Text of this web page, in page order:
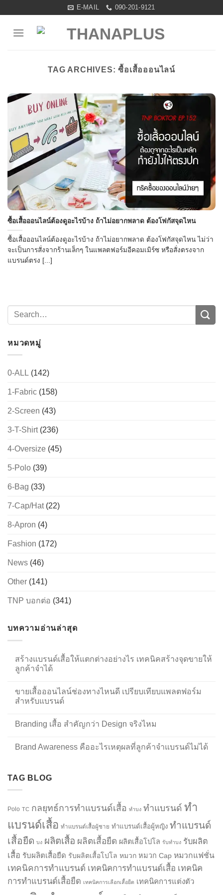
content
E-MAIL 090-201-9121
TAG ARCHIVES:ซื้อเสื้อออนไลน์
ซื้อเสื้อออนไลน์ต้องดูอะไรบ้าง ถ้าไม่อยากพลาด ต้องโฟกัสจุดไหน
ซื้อเสื้อออนไลน์ต้องดูอะไรบ้าง ถ้าไม่อยากพลาด ต้องโฟกัสจุดไหน ไม่ว่า
จะเป็นการสั่งจากร้านเล็กๆ ในแพลตฟอร์มอีคอมเมิร์ซ หรือสั่งตรงจาก
แบรนด์ตรง [...]
หมวดหมู่
0-ALL (142)
1-Fabric (158)
2-Screen (43)
3-T-Shirt(236)
4-Oversize (45)
5-Polo (39)
6-Bag (33)
7-Cap/Hat(22)
8-Apron (4)
Fashion (172)
News (46)
Other (141)
TNP บอกต่อ (341)
บทความอ่านล่าสุด
สร้างแบรนด์เสื้อให้แตกต่างอย่างไร เทคนิคสร้างจุดขายให้
ลูกค้าจำได้
ขายเสื้อออนไลน์ช่องทางไหนดี เปรียบเทียบแพลตฟอร์ม
สำหรับแบรนด์
Branding เสื้อ สำคัญกว่า Design จริงไหม
Brand Awareness คืออะไรเหตุผลที่ลูกค้าจำแบรนด์ไม่ได้
TAG BLOG
Polo TC กลยุทธ์การทำแบรนด์เสื้อ ทำบง ทำแบรนด์ ทำ
แบรนด์เสื้อ ทำแบรนด์เสื้อผู้ชาย ทำแบรนด์เสื้อผู้หญิง ทำแบรนด์
เสื้อยืด บง ผลิตเสื้อ ผลิตเสื้อยืด ผลิตเสื้อโปโล รับทำบง รับผลิต
เสื้อ รับผลิตเสื้อยืด รับผลิตเสื้อโปโล หมวก หมวก Cap หมวกแฟชั่น
เทคนิคการทำแบรนด์ เทคนิคการทำแบรนด์เสื้อ เทคนิค
การทำแบรนด์เสื้อยืด เทคนิคการเลือกเสื้อยืด เทคนิคการแต่งตัว